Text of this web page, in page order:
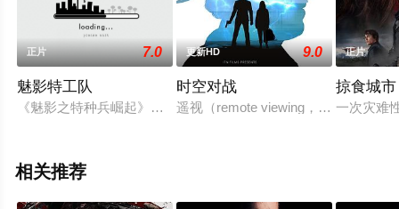
正片 7.0
魅影特工队
《魅影之特种兵崛起》，讲述了一个秘密特工组织，挑选天赋
更新HD 9.0
时空对战
遥视（remote viewing，简称RV），
正片
掠食城
一次灾难
相关推荐